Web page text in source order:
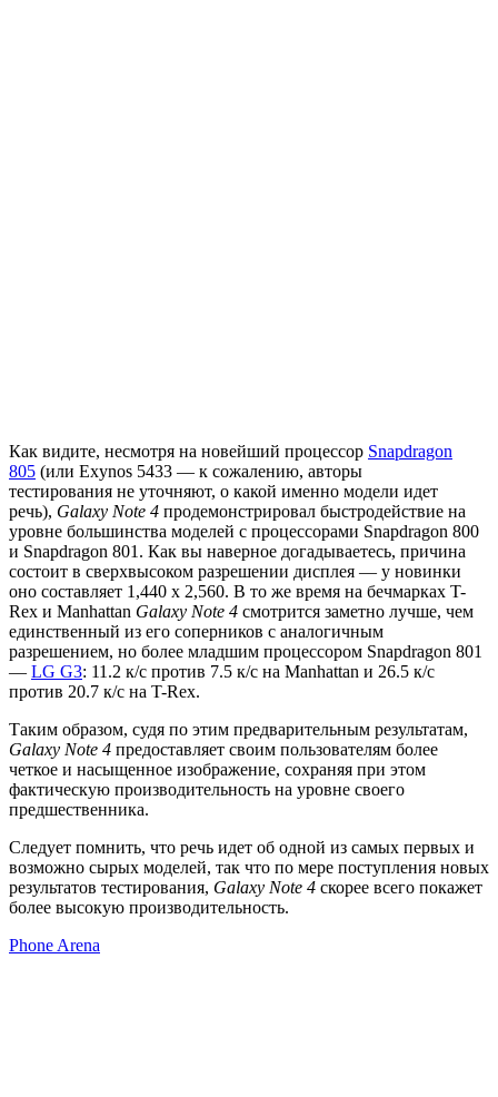
Как видите, несмотря на новейший процессор Snapdragon
805 (или Exynos 5433 — к сожалению, авторы
тестирования не уточняют, о какой именно модели идет
речь), Galaxy Note 4 продемонстрировал быстродействие на
уровне большинства моделей с процессорами Snapdragon 800
и Snapdragon 801. Как вы наверное догадываетесь, причина
состоит в сверхвысоком разрешении дисплея — у новинки
оно составляет 1,440 x 2,560. В то же время на бечмарках T-
Rex и Manhattan Galaxy Note 4 смотрится заметно лучше, чем
единственный из его соперников с аналогичным
разрешением, но более младшим процессором Snapdragon 801
— LG G3: 11.2 к/с против 7.5 к/с на Manhattan и 26.5 к/с
против 20.7 к/с на T-Rex.
Таким образом, судя по этим предварительным результатам,
Galaxy Note 4 предоставляет своим пользователям более
четкое и насыщенное изображение, сохраняя при этом
фактическую производительность на уровне своего
предшественника.
Следует помнить, что речь идет об одной из самых первых и
возможно сырых моделей, так что по мере поступления новых
результатов тестирования, Galaxy Note 4 скорее всего покажет
более высокую производительность.
Phone Arena